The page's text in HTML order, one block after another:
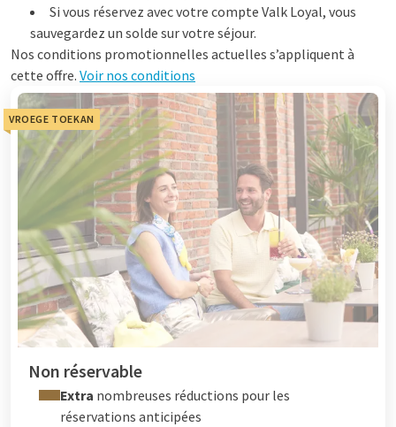
Si vous réservez avec votre compte Valk Loyal, vous
sauvegardez un solde sur votre séjour.
Nos conditions promotionnelles actuelles s’appliquent à
cette offre. Voir nos conditions
VROEGE TOEKAN
Non réservable
Extra nombreuses réductions pour les
réservations anticipées